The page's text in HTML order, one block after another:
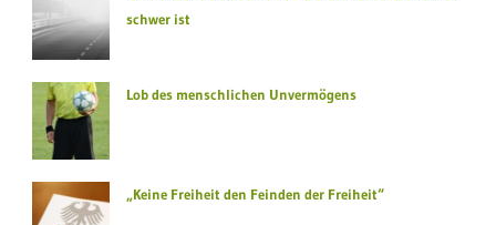
schwer ist
Lob des menschlichen Unvermögens
„Keine Freiheit den Feinden der Freiheit“